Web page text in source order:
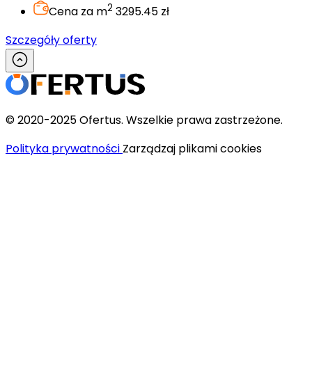
Cena za m2 3295.45 zł
Szczegóły oferty
© 2020-2025 Ofertus. Wszelkie prawa zastrzeżone.
Polityka prywatności Zarządzaj plikami cookies